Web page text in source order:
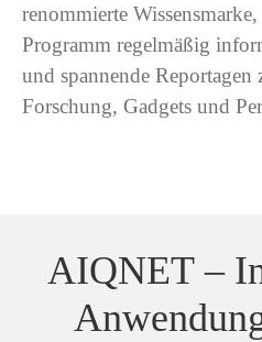
renommierte
Programm regelmäßig
und spannende
Forschung, Gadgets und
AIQNET –